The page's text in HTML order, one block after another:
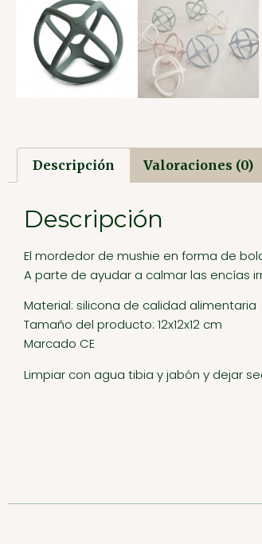
Descripción Valoraciones (0)
Descripción
El mordedor de mushie en forma de
A parte de ayudar a calmar las encías
Material: silicona de calidad alimentaria
Tamaño del producto: 12x12x12 cm
Marcado CE
Limpiar con agua tibia y jabón y dejar